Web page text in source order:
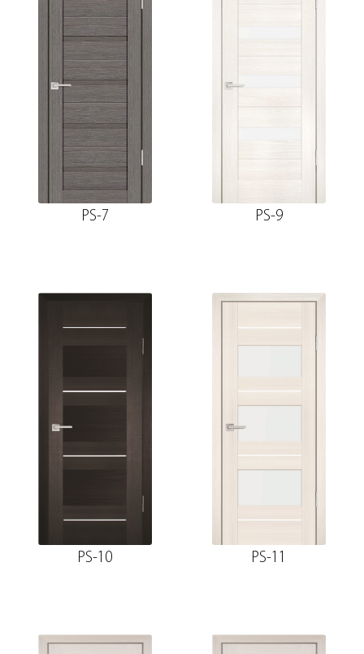
PS-7 PS-9
PS-10 PS-11